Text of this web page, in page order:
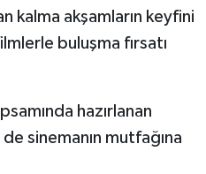
kalma akşamların keyfini
buluşma fırsatı
hazırlanan
sinemanın mutfağına